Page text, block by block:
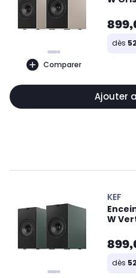
Comparer
dès
Ajouter
KEF
W
dès